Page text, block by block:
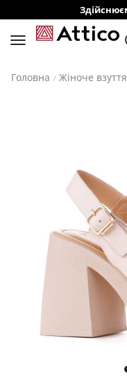
Головна / Жіноче взуття